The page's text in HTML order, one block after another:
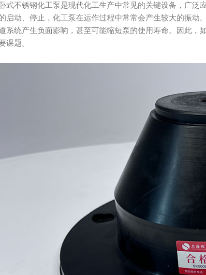
式不锈钢化工泵是现代化工生产中常见的关键设备，广
启动、停止，化工泵在运作过程中常常会产生较大的振
系统产生负面影响，甚至可能缩短泵的使用寿命。因此，
课题。